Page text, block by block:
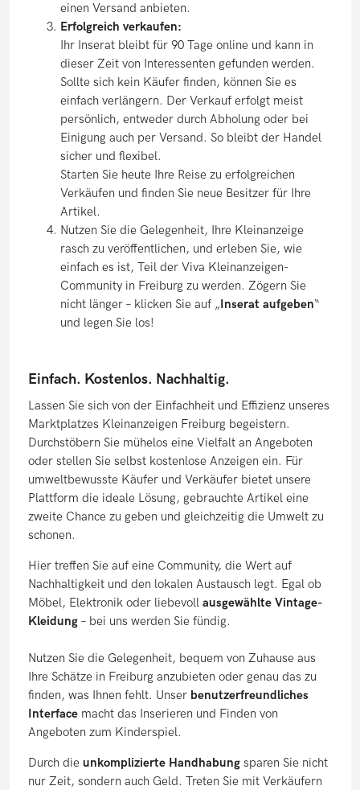
einen Versand anbieten.
Erfolgreich verkaufen:
Ihr Inserat bleibt für 90 Tage online und kann in
dieser Zeit von Interessenten gefunden werden.
Sollte sich kein Käufer finden, können Sie es
einfach verlängern. Der Verkauf erfolgt meist
persönlich, entweder durch Abholung oder bei
Einigung auch per Versand. So bleibt der Handel
sicher und flexibel.
Starten Sie heute Ihre Reise zu erfolgreichen
Verkäufen und finden Sie neue Besitzer für Ihre
Artikel.
Nutzen Sie die Gelegenheit, Ihre Kleinanzeige
rasch zu veröffentlichen, und erleben Sie, wie
einfach es ist, Teil der Viva Kleinanzeigen-
Community in Freiburg zu werden. Zögern Sie
nicht länger – klicken Sie auf „Inserat aufgeben“
und legen Sie los!
Einfach. Kostenlos. Nachhaltig.
Lassen Sie sich von der Einfachheit und Effizienz unseres
Marktplatzes Kleinanzeigen Freiburg begeistern.
Durchstöbern Sie mühelos eine Vielfalt an Angeboten
oder stellen Sie selbst kostenlose Anzeigen ein. Für
umweltbewusste Käufer und Verkäufer bietet unsere
Plattform die ideale Lösung, gebrauchte Artikel eine
zweite Chance zu geben und gleichzeitig die Umwelt zu
schonen.
Hier treffen Sie auf eine Community, die Wert auf
Nachhaltigkeit und den lokalen Austausch legt. Egal ob
Möbel, Elektronik oder liebevoll ausgewählte Vintage-
Kleidung– bei uns werden Sie fündig.
Nutzen Sie die Gelegenheit, bequem von Zuhause aus
Ihre Schätze in Freiburg anzubieten oder genau das zu
finden, was Ihnen fehlt. Unser benutzerfreundliches
Interfacemacht das Inserieren und Finden von
Angeboten zum Kinderspiel.
Durch die unkomplizierte Handhabung sparen Sie nicht
nur Zeit, sondern auch Geld. Treten Sie mit Verkäufern